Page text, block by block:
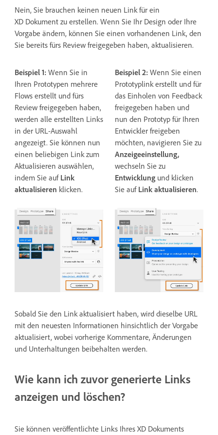
Nein, Sie brauchen keinen neuen Link für ein
XD Dokument zu erstellen. Wenn Sie Ihr Design oder Ihre
Vorgabe ändern, können Sie einen vorhandenen Link, den
Sie bereits fürs Review freigegeben haben, aktualisieren.
Beispiel 1: Wenn Sie in
Ihren Prototypen mehrere
Flows erstellt und fürs
Review freigegeben haben,
werden alle erstellten Links
in der URL-Auswahl
angezeigt. Sie können nun
einen beliebigen Link zum
Aktualisieren auswählen,
indem Sie auf Link
aktualisieren klicken.
Beispiel 2: Wenn Sie einen
Prototyplink erstellt und für
das Einholen von Feedback
freigegeben haben und
nun den Prototyp für Ihren
Entwickler freigeben
möchten, navigieren Sie zu
Anzeigeeinstellung,
wechseln Sie zu
Entwicklung und klicken
Sie auf Link aktualisieren.
Sobald Sie den Link aktualisiert haben, wird dieselbe URL
mit den neuesten Informationen hinsichtlich der Vorgabe
aktualisiert, wobei vorherige Kommentare, Änderungen
und Unterhaltungen beibehalten werden.
Wie kann ich zuvor generierte Links
anzeigen und löschen?
Sie können veröffentlichte Links Ihres XD Dokuments